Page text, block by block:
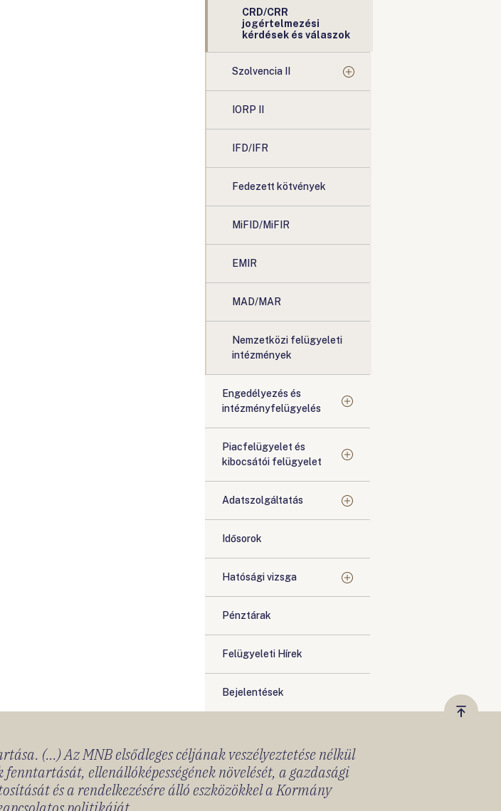
CRD/CRR
jogértelmezési
kérdések és válaszok
Szolvencia II
IORP II
IFD/IFR
Fedezett kötvények
MiFID/MiFIR
EMIR
MAD/MAR
Nemzetközi felügyeleti
intézmények
Engedélyezés és
intézményfelügyelés
Piacfelügyelet és
kibocsátói felügyelet
Adatszolgáltatás
Idősorok
Hatósági vizsga
Pénztárak
Felügyeleti Hírek
Bejelentések
Vissza
(...) Az MNB elsődleges céljának veszélyeztetése nélkül
ellenállóképességének növelését, a gazdasági
és a rendelkezésére álló eszközökkel a Kormány